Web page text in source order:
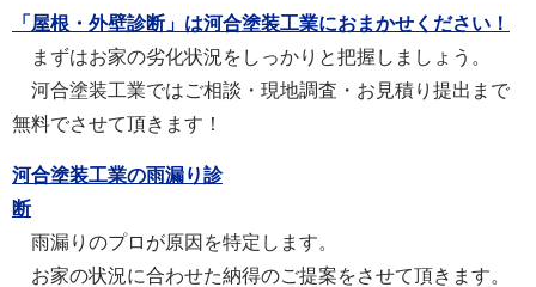
「屋根・外壁診断」は河合塗装工業におまかせください！
まずはお家の劣化状況をしっかりと把握しましょう。
河合塗装工業ではご相談・現地調査・お見積り提出まで
無料でさせて頂きます！
河合塗装工業の雨漏り診
断
雨漏りのプロが原因を特定します。
お家の状況に合わせた納得のご提案をさせて頂きます。